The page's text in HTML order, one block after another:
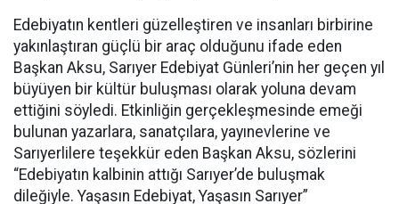
Edebiyatın kentleri güzelleştiren ve insanları birbirine
yakınlaştıran güçlü bir araç olduğunu ifade eden
Başkan Aksu, Sarıyer Edebiyat Günleri’nin her geçen yıl
büyüyen bir kültür buluşması olarak yoluna devam
ettiğini söyledi. Etkinliğin gerçekleşmesinde emeği
bulunan yazarlara, sanatçılara, yayınevlerine ve
Sarıyerlilere teşekkür eden Başkan Aksu, sözlerini
“Edebiyatın kalbinin attığı Sarıyer’de buluşmak
dileğiyle. Yaşasın Edebiyat, Yaşasın Sarıyer”